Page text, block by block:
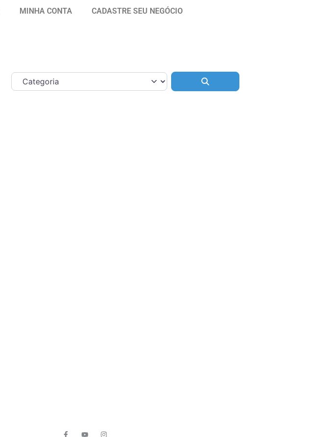
MINHA CONTA CADASTRE SEU NEGÓCIO